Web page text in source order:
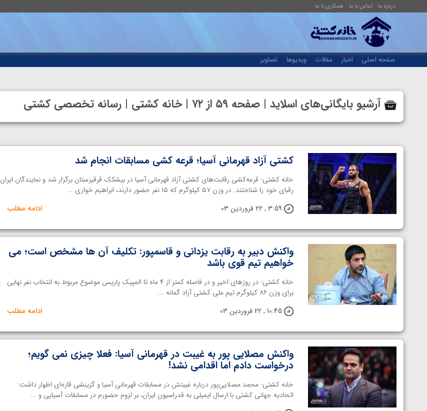
درباره ما تماس با ما همکاری با ما
صفحه اصلی اخبار مقالات ویدیوها تصاویر
آرشیو بایگانی‌های اسلاید | صفحه ۵۹ از ۷۲ | خانه کشتی | رسانه تخصصی کشتی
کشتی آزاد قهرمانی آسیا؛ قرعه کشی مسابقات انجام شد
خانه کشتی- قرعه‌کشی رقابت‌های کشتی آزاد قهرمانی آسیا در بیشکک قرقیزستان برگزار شد و نمایندگان ایران
رقبای خود را شناختند. در وزن ۵۷ کیلوگرم که ۱۵ نفر حضور دارند، ابراهیم خواری ...
3:59 , 22 فروردین 03
ادامه مطلب
واکنش دبیر به رقابت یزدانی و قاسمپور: تکلیف آن ها مشخص است؛ می
خواهیم تیم قوی باشد
خانه کشتی- در روزهاى اخير و در فاصله كمتر از ٤ ماه تا المپيک پاریس موضوع مربوط به انتخاب نفر نهایی
برای وزن ۸۶ کیلوگرم تیم ملی کشتی آزاد گمانه ...
10:45 , 22 فروردین 03
ادامه مطلب
واکنش مصلایی پور به غیبت در قهرمانی آسیا: فعلا چیزی نمی گویم؛
درخواست دادم اما اقدامی نشد!
خانه کشتی- محمد مصلایی‌پور درباره غیبتش در مسابقات قهرمانی آسیا و گزینشی قاره‌ای اظهار داشت:
اتحادیه جهانی کشتی با ارسال ایمیلی به فدراسیون ایران، بر لزوم حضورم در مسابقات آسیایی و ...